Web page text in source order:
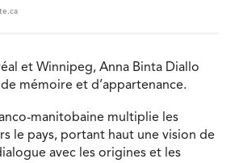
et Winnipeg, Anna Binta Diallo
mémoire et d’appartenance.
manitobaine multiplie les
le pays, portant haut une vision de
avec les origines et les